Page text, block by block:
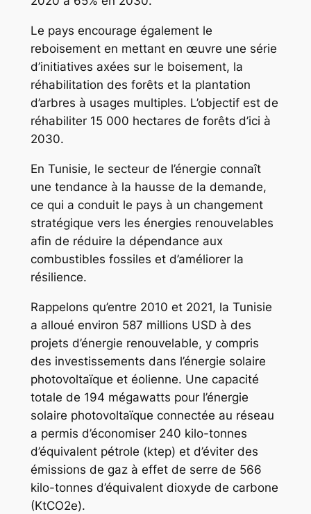
Le pays encourage également le
reboisement en mettant en œuvre une série
d’initiatives axées sur le boisement, la
réhabilitation des forêts et la plantation
d’arbres à usages multiples. L’objectif est de
réhabiliter 15 000 hectares de forêts d’ici à
2030.
En Tunisie, le secteur de l’énergie connaît
une tendance à la hausse de la demande,
ce qui a conduit le pays à un changement
stratégique vers les énergies renouvelables
afin de réduire la dépendance aux
combustibles fossiles et d’améliorer la
résilience.
Rappelons qu’entre 2010 et 2021, la Tunisie
a alloué environ 587 millions USD à des
projets d’énergie renouvelable, y compris
des investissements dans l’énergie solaire
photovoltaïque et éolienne. Une capacité
totale de 194 mégawatts pour l’énergie
solaire photovoltaïque connectée au réseau
a permis d’économiser 240 kilo-tonnes
d’équivalent pétrole (ktep) et d’éviter des
émissions de gaz à effet de serre de 566
kilo-tonnes d’équivalent dioxyde de carbone
(KtCO2e).